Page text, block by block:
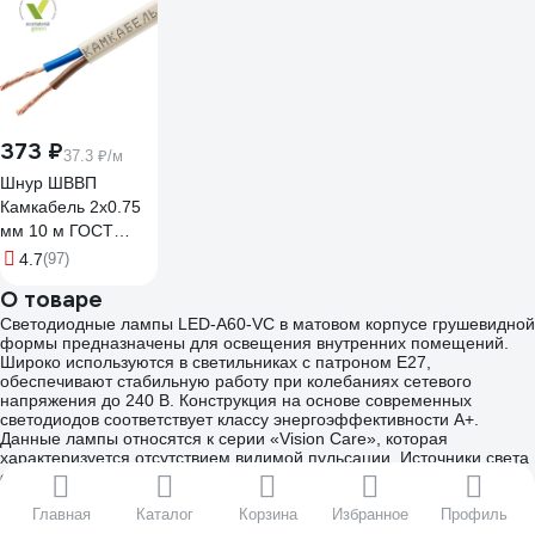
Главная Каталог Корзина Избранное Профиль
373 ₽37.3 ₽/м
Шнур ШВВП
Камкабель 2x0.75
мм 10 м ГОСТ
231ЯA20C0000Ъ600010М
4.7(97)
О товаре
Светодиодные лампы LED-A60-VC в матовом корпусе грушевидной
формы предназначены для освещения внутренних помещений.
Широко используются в светильниках с патроном Е27,
обеспечивают стабильную работу при колебаниях сетевого
напряжения до 240 В. Конструкция на основе современных
светодиодов соответствует классу энергоэффективности А+.
Данные лампы относятся к серии «Vision Carе», которая
характеризуется отсутствием видимой пульсации. Источники света
серии VC не вызывают утомления глаз и не оказывают негативного
влияния на зрение.
Высокий уровень цветопередачи обеспечивает полноценное